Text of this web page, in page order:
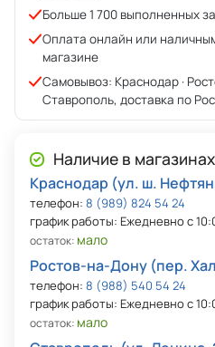
Больше 1 700 выполненных
Оплата онлайн или
магазине
Самовывоз: Краснодар ·
Ставрополь, доставка по
Наличие в
Краснодар (ул. ш.
телефон: 8 (989) 824 54 24
график работы: Ежедневно с
остаток: мало
Ростов-на-Дону (пер.
телефон: 8 (988) 540 54 24
график работы: Ежедневно с
остаток: мало